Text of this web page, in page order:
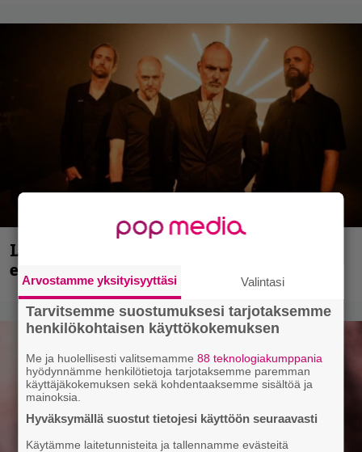
Loppuvuoden Hellsinki Metal Cruisen
esiintyjät julki
Arvostamme yksityisyyttäsi Valintasi
Tarvitsemme suostumuksesi tarjotaksemme
henkilökohtaisen käyttökokemuksen
Me ja huolellisesti valitsemamme88 teknologiakumppania
hyödynnämme henkilötietoja tarjotaksemme paremman
käyttäjäkokemuksen sekä kohdentaaksemme sisältöä ja
mainoksia.
Hyväksymällä suostut tietojesi käyttöön seuraavasti
Käytämme laitetunnisteita ja tallennamme evästeitä